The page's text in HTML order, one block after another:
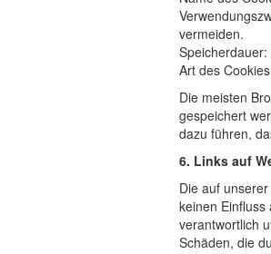
vermeiden.
Art des
Die meisten
gespeichert
dazu führen,
6. Links auf
Die auf
keinen
verantwortlich
Schäden, die